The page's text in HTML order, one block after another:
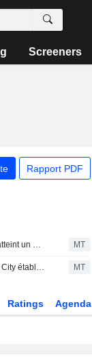
Screeners
Rapport PDF
Clôture du TSX : l'indice atteint un sommet historique, porté par les métaux de base et la technologie malgré la chute du pétrole MT
Canadian Pacific Kansas City établit un record pour les expéditions de céréales canadiennes au cours de la campagne agricole 2025-2026 MT
Ratings Agenda